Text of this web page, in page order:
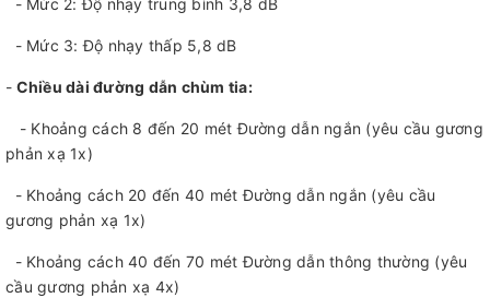
- Mức 2: Độ nhạy trung bình 3,8 dB
- Mức 3: Độ nhạy thấp 5,8 dB
- Chiều dài đường dẫn chùm tia:
- Khoảng cách 8 đến 20 mét Đường dẫn ngắn (yêu cầu gương
phản xạ 1x)
- Khoảng cách 20 đến 40 mét Đường dẫn ngắn (yêu cầu
gương phản xạ 1x)
- Khoảng cách 40 đến 70 mét Đường dẫn thông thường (yêu
cầu gương phản xạ 4x)